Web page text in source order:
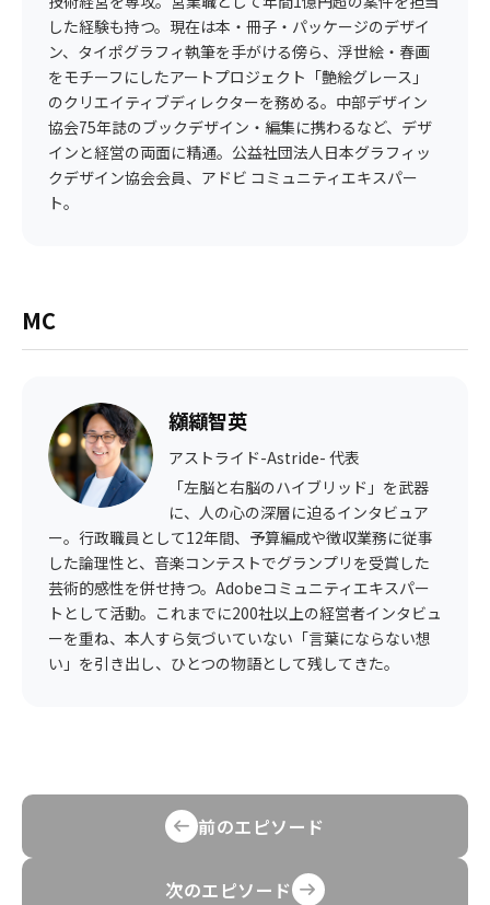
した経験も持つ。現在は本・冊子・パッケージのデザイ
ン、タイポグラフィ執筆を手がける傍ら、浮世絵・春画
をモチーフにしたアートプロジェクト「艶絵グレース」
のクリエイティブディレクターを務める。中部デザイン
協会75年誌のブックデザイン・編集に携わるなど、デザ
インと経営の両面に精通。公益社団法人日本グラフィッ
クデザイン協会会員、アドビ コミュニティエキスパー
ト。
MC
纐纈智英
アストライド-Astride- 代表
「左脳と右脳のハイブリッド」を武器
に、人の心の深層に迫るインタビュア
ー。行政職員として12年間、予算編成や徴収業務に従事
した論理性と、音楽コンテストでグランプリを受賞した
芸術的感性を併せ持つ。Adobeコミュニティエキスパー
トとして活動。これまでに200社以上の経営者インタビュ
ーを重ね、本人すら気づいていない「言葉にならない想
い」を引き出し、ひとつの物語として残してきた。
前のエピソード
次のエピソード